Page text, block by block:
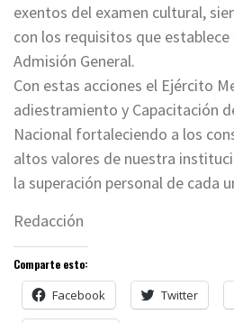
exentos del examen cultural,
con los requisitos que
Admisión General.
Con estas acciones el Ejército
adiestramiento y Capacitación
Nacional fortaleciendo a los
altos valores de nuestra
la superación personal de cada
Redacción
Comparte esto:
Facebook Twitter